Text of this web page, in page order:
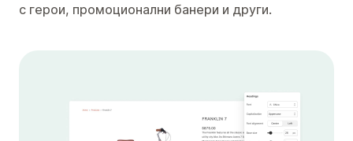
с герои, промоционални банери и други.